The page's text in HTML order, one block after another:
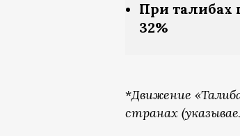
При талибах
32%
*Движение
странах